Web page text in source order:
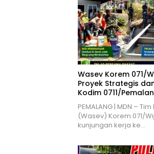
Wasev Korem 071/
Proyek Strategis
Kodim 0711/
PEMALANG | MDN –
(Wasev) Korem 071/
kunjungan kerja ke…